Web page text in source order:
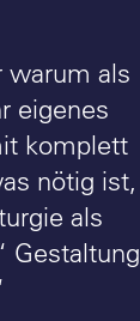
warum als
eigenes
komplett
nötig ist,
als
Gestaltung